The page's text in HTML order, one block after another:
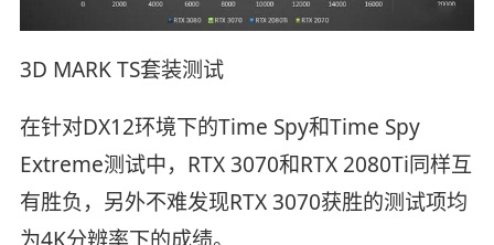
3D MARK TS套装测试
在针对DX12环境下的Time Spy和Time Spy
Extreme测试中，RTX 3070和RTX 2080Ti同样互
有胜负，另外不难发现RTX 3070获胜的测试项均
为4K分辨率下的成绩。